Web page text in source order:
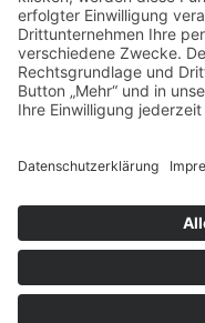
Alle Cookies
Powered byphpBB®
Deutsche Übersetzung
Datenschutz |
Time: 0.022s| Peak